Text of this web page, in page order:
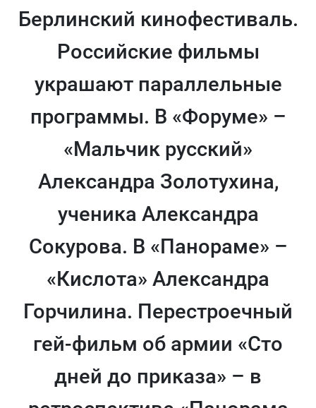
Берлинский кинофестиваль.
Российские фильмы
украшают параллельные
программы. В «Форуме» –
«Мальчик русский»
Александра Золотухина,
ученика Александра
Сокурова. В «Панораме» –
«Кислота» Александра
Горчилина. Перестроечный
гей-фильм об армии «Сто
дней до приказа» – в